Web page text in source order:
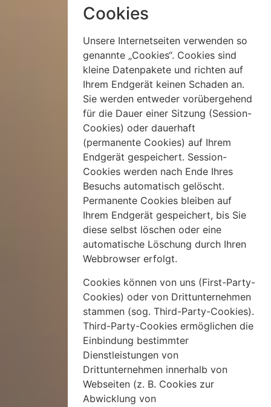
Cookies
Unsere Internetseiten verwenden so
genannte „Cookies“. Cookies sind
kleine Datenpakete und richten auf
Ihrem Endgerät keinen Schaden an.
Sie werden entweder vorübergehend
für die Dauer einer Sitzung (Session-
Cookies) oder dauerhaft
(permanente Cookies) auf Ihrem
Endgerät gespeichert. Session-
Cookies werden nach Ende Ihres
Besuchs automatisch gelöscht.
Permanente Cookies bleiben auf
Ihrem Endgerät gespeichert, bis Sie
diese selbst löschen oder eine
automatische Löschung durch Ihren
Webbrowser erfolgt.
Cookies können von uns (First-Party-
Cookies) oder von Drittunternehmen
stammen (sog. Third-Party-Cookies).
Third-Party-Cookies ermöglichen die
Einbindung bestimmter
Dienstleistungen von
Drittunternehmen innerhalb von
Webseiten (z. B. Cookies zur
Abwicklung von